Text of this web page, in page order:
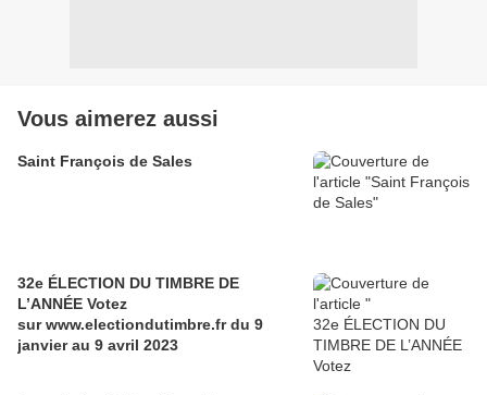
Vous aimerez aussi
Saint François de Sales
32e ÉLECTION DU TIMBRE DE
L’ANNÉE Votez
sur www.electiondutimbre.fr du 9
janvier au 9 avril 2023